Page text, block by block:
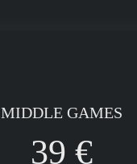
MIDDLE GAMES
39 €